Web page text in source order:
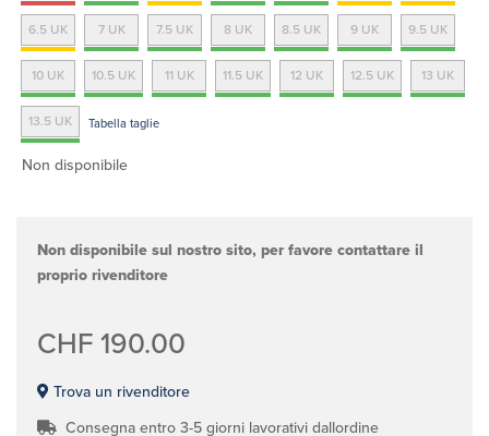
6.5 UK 7 UK 7.5 UK 8 UK 8.5 UK 9 UK 9.5 UK
10 UK 10.5 UK 11 UK 11.5 UK 12 UK 12.5 UK 13 UK
13.5 UK Tabella taglie
Non disponibile
Non disponibile sul nostro sito, per favore contattare il
proprio rivenditore
CHF 190.00
Trova un rivenditore
Consegna entro 3-5 giorni lavorativi dallordine